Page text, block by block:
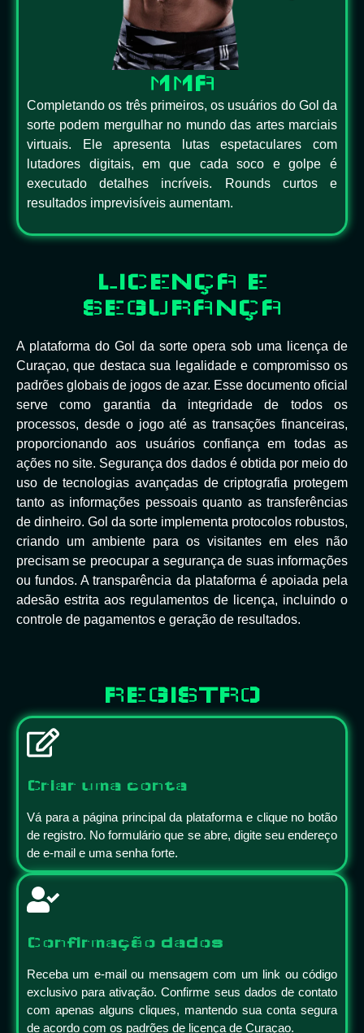
MMA
Completando os três primeiros, os usuários do Gol da
sorte podem mergulhar no mundo das artes marciais
virtuais. Ele apresenta lutas espetaculares com
lutadores digitais, em que cada soco e golpe é
executado detalhes incríveis. Rounds curtos e
resultados imprevisíveis aumentam.
LICENÇA E
SEGURANÇA
A plataforma do Gol da sorte opera sob uma licença de
Curaçao, que destaca sua legalidade e compromisso os
padrões globais de jogos de azar. Esse documento oficial
serve como garantia da integridade de todos os
processos, desde o jogo até as transações financeiras,
proporcionando aos usuários confiança em todas as
ações no site. Segurança dos dados é obtida por meio do
uso de tecnologias avançadas de criptografia protegem
tanto as informações pessoais quanto as transferências
de dinheiro. Gol da sorte implementa protocolos robustos,
criando um ambiente para os visitantes em eles não
precisam se preocupar a segurança de suas informações
ou fundos. A transparência da plataforma é apoiada pela
adesão estrita aos regulamentos de licença, incluindo o
controle de pagamentos e geração de resultados.
REGISTRO
Criar uma conta
Vá para a página principal da plataforma e clique no botão
de registro. No formulário que se abre, digite seu endereço
de e-mail e uma senha forte.
Confirmação dados
Receba um e-mail ou mensagem com um link ou código
exclusivo para ativação. Confirme seus dados de contato
com apenas alguns cliques, mantendo sua conta segura
de acordo com os padrões de licença de Curaçao.